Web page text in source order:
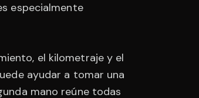
especialmente
el kilometraje y el
ayudar a tomar una
mano reúne todas